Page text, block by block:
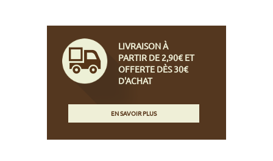
LIVRAISON À
PARTIR DE 2,90€ ET
OFFERTE DÈS 30€
D'ACHAT
EN SAVOIR PLUS